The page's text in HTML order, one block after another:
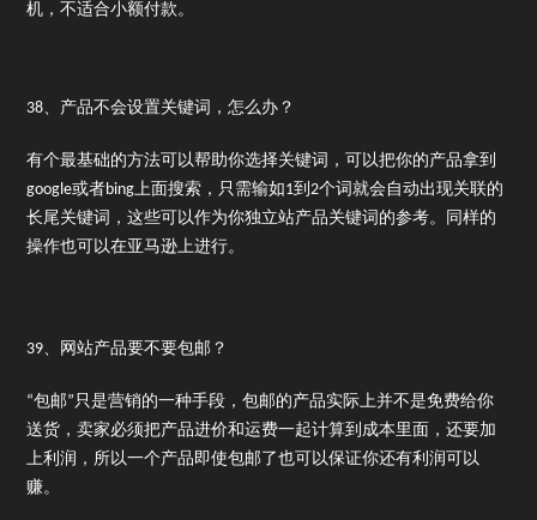
机，不适合小额付款。
38、产品不会设置关键词，怎么办？
有个最基础的方法可以帮助你选择关键词，可以把你的产品拿到
google或者bing上面搜索，只需输如1到2个词就会自动出现关联的
长尾关键词，这些可以作为你独立站产品关键词的参考。同样的
操作也可以在亚马逊上进行。
39、网站产品要不要包邮？
“包邮”只是营销的一种手段，包邮的产品实际上并不是免费给你
送货，卖家必须把产品进价和运费一起计算到成本里面，还要加
上利润，所以一个产品即使包邮了也可以保证你还有利润可以
赚。